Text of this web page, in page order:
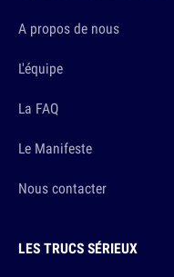
A propos de nous
L'équipe
La FAQ
Le Manifeste
Nous contacter
LES TRUCS SÉRIEUX